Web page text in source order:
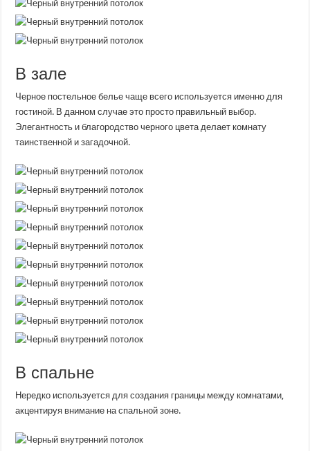
В зале
Черное постельное белье чаще всего используется именно для
гостиной. В данном случае это просто правильный выбор.
Элегантность и благородство черного цвета делает комнату
таинственной и загадочной.
В спальне
Нередко используется для создания границы между комнатами,
акцентируя внимание на спальной зоне.